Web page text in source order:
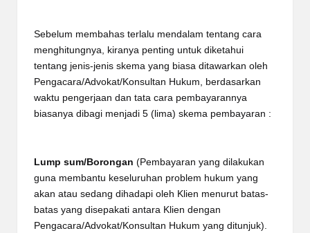
Sebelum membahas terlalu mendalam tentang cara
menghitungnya, kiranya penting untuk diketahui
tentang jenis-jenis skema yang biasa ditawarkan oleh
Pengacara/Advokat/Konsultan Hukum, berdasarkan
waktu pengerjaan dan tata cara pembayarannya
biasanya dibagi menjadi 5 (lima) skema pembayaran :
Lump sum/Borongan (Pembayaran yang dilakukan
guna membantu keseluruhan problem hukum yang
akan atau sedang dihadapi oleh Klien menurut batas-
batas yang disepakati antara Klien dengan
Pengacara/Advokat/Konsultan Hukum yang ditunjuk).